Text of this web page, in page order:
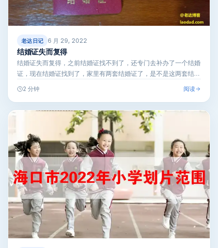
老达日记 6 月 29, 2022
结婚证失而复得
结婚证失而复得，之前结婚证找不到了，还专门去补办了一个结婚
证，现在结婚证找到了，家里有两套结婚证了，是不是这两套结婚
2 分钟 阅读